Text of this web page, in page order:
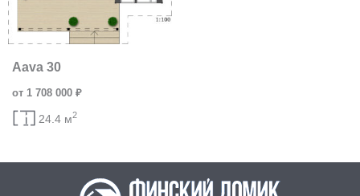
Aava 30
от 1 708 000 ₽
24.4 м2